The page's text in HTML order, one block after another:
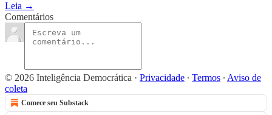
Leia →
Comentários
© 2026 Inteligência Democrática · Privacidade ∙ Termos ∙ Aviso de
coleta
Comece seu Substack